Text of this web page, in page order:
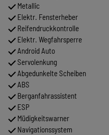
Metallic
Elektr. Fensterheber
Reifendruckkontrolle
Elektr. Wegfahrsperre
Android Auto
Servolenkung
Abgedunkelte Scheiben
ABS
Berganfahrassistent
ESP
Müdigkeitswarner
Navigationssystem